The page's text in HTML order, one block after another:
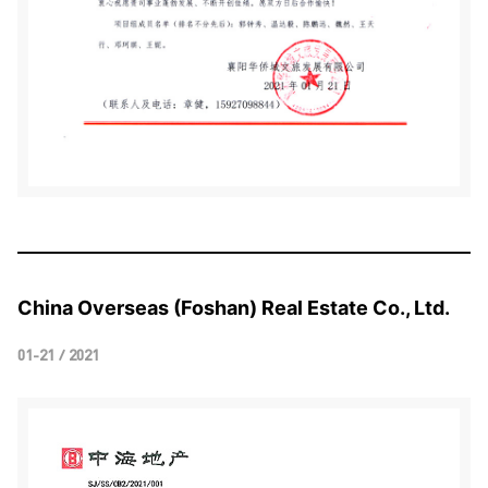
China Overseas (Foshan) Real Estate Co., Ltd.
01-21 / 2021